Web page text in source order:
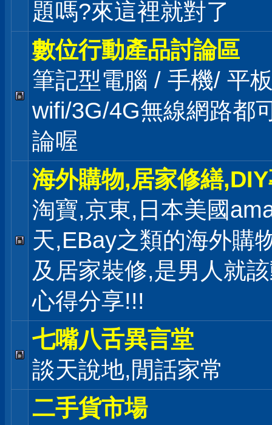
題嗎?來這裡就對了
數位行動產品討論區
筆記型電腦 / 手機/ 平
wifi/3G/4G無線網路都
論喔
海外購物,居家修繕
淘寶,京東,日本美國
天,EBay之類的海外購
及居家裝修,是男人就
心得分享!!!
七嘴八舌異言堂
談天說地,閒話家常
二手貨市場